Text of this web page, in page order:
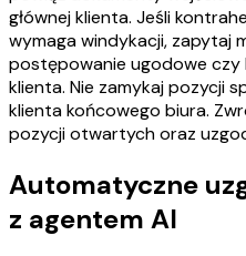
głównej klienta. Jeśli
wymaga windykacji, zapytaj
postępowanie ugodowe czy
klienta. Nie zamykaj pozycji
klienta końcowego biura.
pozycji otwartych oraz
Automatyczne
z agentem AI